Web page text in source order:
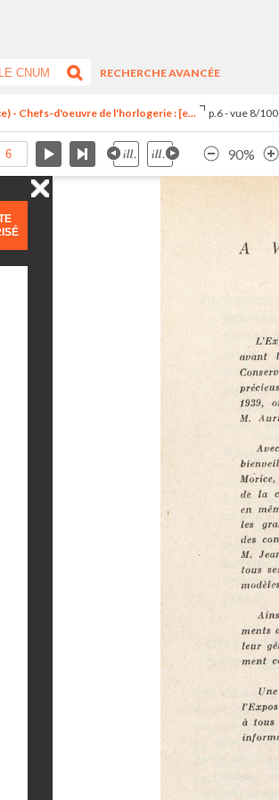
RECHERCHE AVANCÉE
- Chefs-d'oeuvre de l'horlogerie : [e... p.6 - vue 8/100
90%